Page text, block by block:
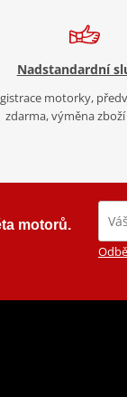
Nadstandardní
motorky,
zdarma, výměna zboží
motorů.